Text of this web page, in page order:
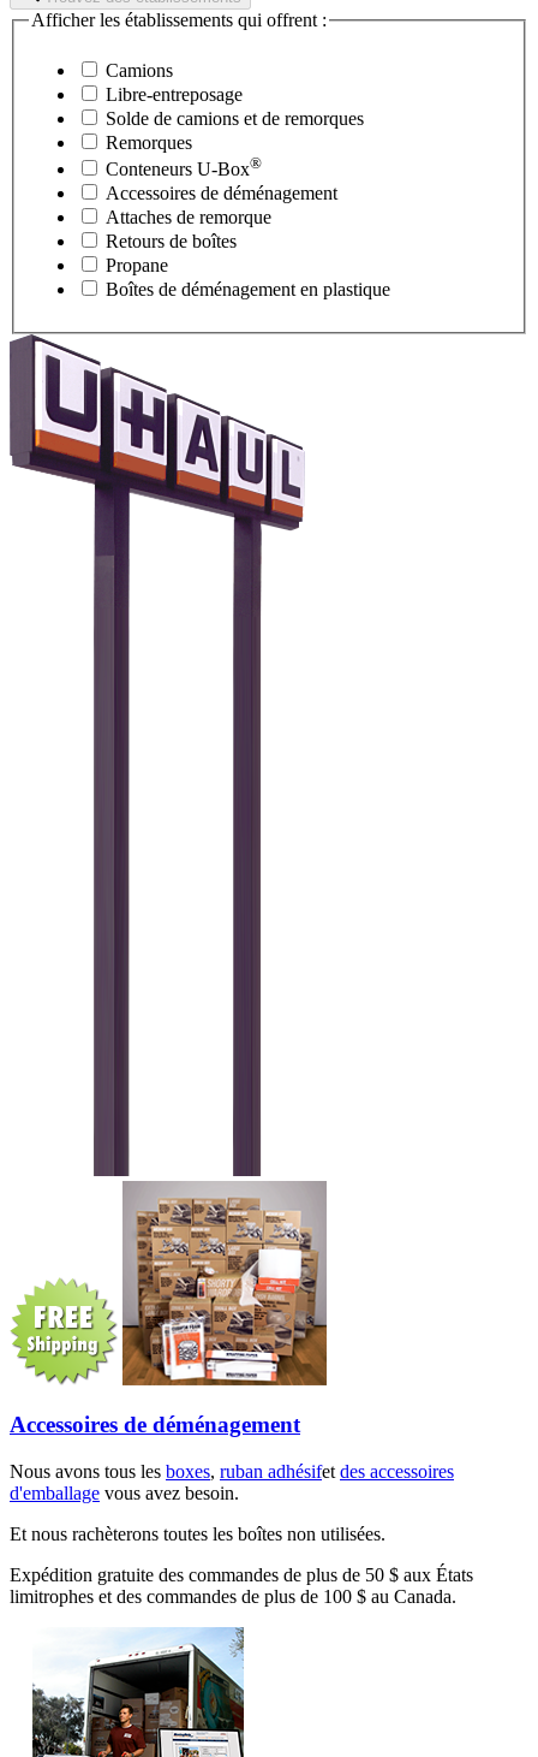
Afficher les établissements qui offrent :
Camions
Libre-entreposage
Solde de camions et de remorques
Remorques
Conteneurs U-Box®
Accessoires de déménagement
Attaches de remorque
Retours de boîtes
Propane
Boîtes de déménagement en plastique
Accessoires de déménagement
Nous avons tous les boxes, ruban adhésifet des accessoires
d'emballage vous avez besoin.
Et nous rachèterons toutes les boîtes non utilisées.
Expédition gratuite des commandes de plus de 50 $ aux États
limitrophes et des commandes de plus de 100 $ au Canada.